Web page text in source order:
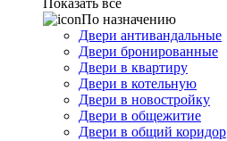
Показать все
По назначению
Двери антивандальные
Двери бронированные
Двери в квартиру
Двери в котельную
Двери в новостройку
Двери в общежитие
Двери в общий коридор